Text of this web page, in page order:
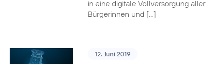
in eine digitale Vollversorgung aller
Bürgerinnen und […]
12. Juni 2019